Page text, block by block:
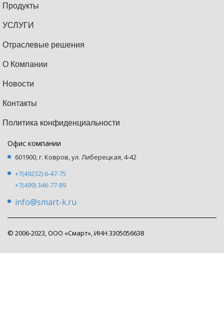
Продукты
УСЛУГИ
Отраслевые решения
О Компании
Новости
Контакты
Политика конфиденциальности
Офис компании
601900, г. Ковров, ул. Либерецкая, 4-42
+7(49232) 6-47-75
+7(499) 346-77-89
info@smart-k.ru
© 2006-2023, ООО «Смарт», ИНН 3305056638